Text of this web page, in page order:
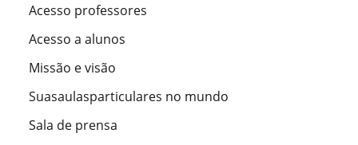
Acesso professores
Acesso a alunos
Missão e visão
Suasaulasparticulares no mundo
Sala de prensa